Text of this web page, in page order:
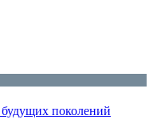
будущих поколений